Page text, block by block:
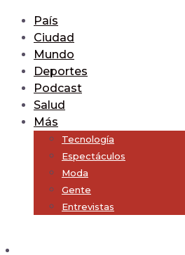
País
Ciudad
Mundo
Deportes
Podcast
Salud
Más
Tecnología
Espectáculos
Moda
Gente
Entrevistas